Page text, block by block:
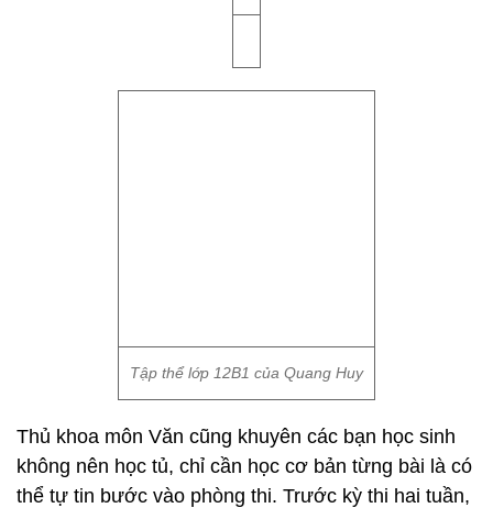
Tập thể lớp 12B1 của Quang Huy
Thủ khoa môn Văn cũng khuyên các bạn học sinh
không nên học tủ, chỉ cần học cơ bản từng bài là có
thể tự tin bước vào phòng thi. Trước kỳ thi hai tuần,